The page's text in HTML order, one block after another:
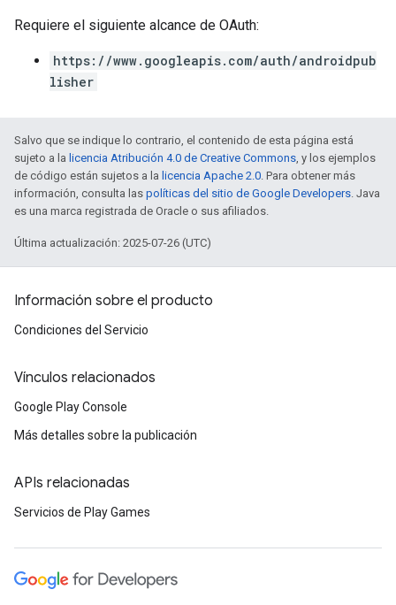
Requiere el siguiente alcance de OAuth:
https://www.googleapis.com/auth/androidpub
lisher
Salvo que se indique lo contrario, el contenido de esta página está
sujeto a la licencia Atribución 4.0 de Creative Commons, y los ejemplos
de código están sujetos a la licencia Apache 2.0. Para obtener más
información, consulta las políticas del sitio de Google Developers. Java
es una marca registrada de Oracle o sus afiliados.
Última actualización: 2025-07-26 (UTC)
Información sobre el producto
Condiciones del Servicio
Vínculos relacionados
Google Play Console
Más detalles sobre la publicación
APIs relacionadas
Servicios de Play Games